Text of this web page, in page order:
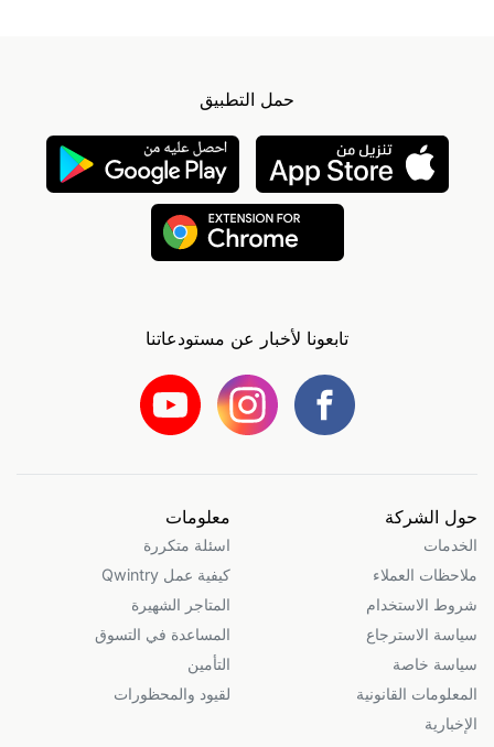
حمل التطبيق
تابعونا لأخبار عن مستودعاتنا
حول الشركة
الخدمات
ملاحظات العملاء
شروط الاستخدام
سياسة الاسترجاع
سياسة خاصة
المعلومات القانونية
الإخبارية
معلومات
اسئلة متكررة
كيفية عمل Qwintry
المتاجر الشهيرة
المساعدة في التسوق
التأمين
لقيود والمحظورات